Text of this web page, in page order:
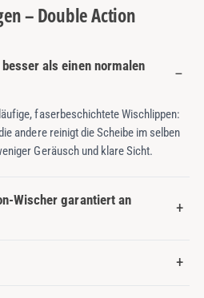
– Double Action
als einen normalen
faserbeschichtete Wischlippen:
andere reinigt die Scheibe im selben
Geräusch und klare Sicht.
Wischer garantiert an